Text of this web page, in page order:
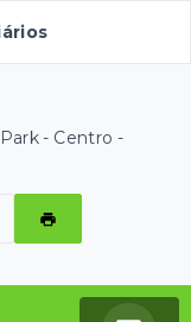
- Centro -